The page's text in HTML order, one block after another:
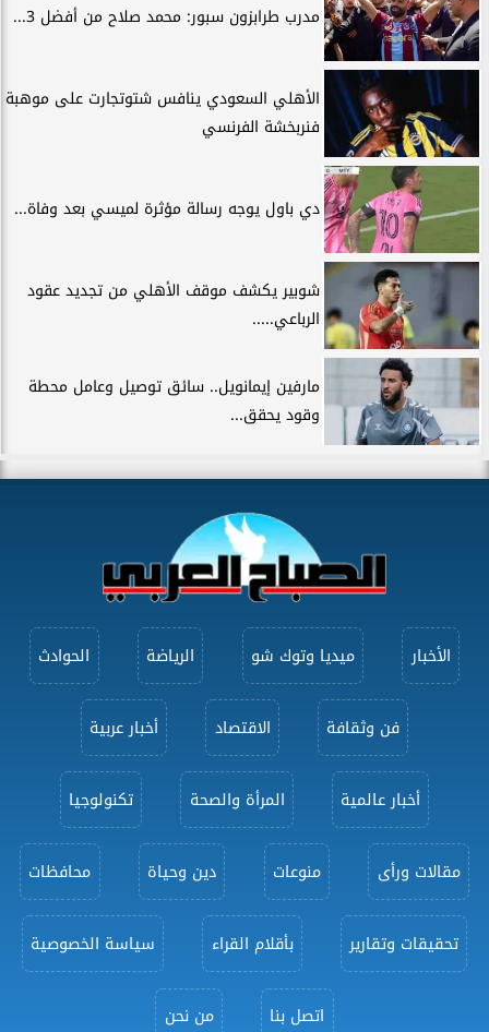
مدرب طرابزون سبور: محمد صلاح من أفضل 3...
الأهلي السعودي ينافس شتوتجارت على موهبة
فنربخشة الفرنسي
دي باول يوجه رسالة مؤثرة لميسي بعد وفاة...
شوبير يكشف موقف الأهلي من تجديد عقود
الرباعي.....
مارفين إيمانويل.. سائق توصيل وعامل محطة
وقود يحقق...
الأخبار ميديا وتوك شو الرياضة الحوادث
فن وثقافة الاقتصاد أخبار عربية
أخبار عالمية المرأة والصحة تكنولوجيا
مقالات ورأى منوعات دين وحياة محافظات
تحقيقات وتقارير بأقلام القراء سياسة الخصوصية
اتصل بنا من نحن